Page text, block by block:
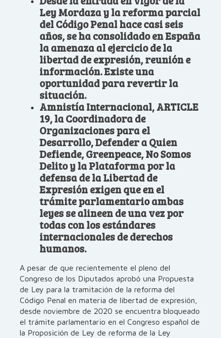
Ley Mordaza y la reforma parcial
del Código Penal hace casi seis
años, se ha consolidado en España
la amenaza al ejercicio de la
libertad de expresión, reunión e
información. Existe una
oportunidad para revertir la
situación.
Amnistía Internacional, ARTICLE
19, la Coordinadora de
Organizaciones para el
Desarrollo, Defender a Quien
Defiende, Greenpeace, No Somos
Delito y la Plataforma por la
defensa de la Libertad de
Expresión exigen que en el
trámite parlamentario ambas
leyes se alineen de una vez por
todas con los estándares
internacionales de derechos
humanos.
A pesar de que recientemente el pleno del
Congreso de los Diputados aprobó una Propuesta
de Ley para la tramitación de la reforma del
Código Penal en materia de libertad de expresión,
desde noviembre de 2020 se encuentra bloqueado
el trámite parlamentario en el Congreso español de
la Proposición de Ley de reforma de la Ley